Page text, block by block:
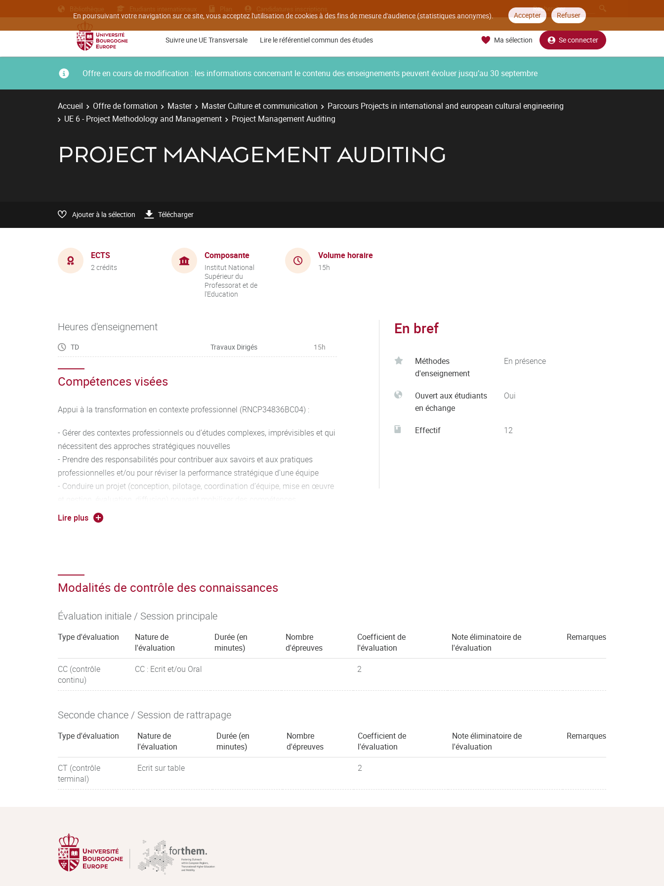
En poursuivant votre navigation sur ce site, vous acceptez l'utilisation de cookies à des fins de mesure d'audience (statistiques anonymes). Accepter Refuser
Bibliothèque Etudiants internationaux Plan Candidatures inscriptions
Suivre une UE Transversale Lire le référentiel commun des études Ma sélection Se connecter
Offre en cours de modification : les informations concernant le contenu des enseignements peuvent évoluer jusqu’au 30 septembre
Accueil Offre de formation Master Master Culture et communication
Parcours Projects in international and european cultural engineering
UE 6 - Project Methodology and Management
Project Management Auditing
PROJECT MANAGEMENT AUDITING
Ajouter à la sélection Télécharger
ECTS
2 crédits
Composante
Institut National
Supérieur du
Professorat et de
l'Education
Volume horaire
15h
Heures d'enseignement
TD Travaux Dirigés 15h
Compétences visées
Appui à la transformation en contexte professionnel (RNCP34836BC04) :
- Gérer des contextes professionnels ou d’études complexes, imprévisibles et qui
nécessitent des approches stratégiques nouvelles
- Prendre des responsabilités pour contribuer aux savoirs et aux pratiques
professionnelles et/ou pour réviser la performance stratégique d'une équipe
- Conduire un projet (conception, pilotage, coordination d’équipe, mise en œuvre
pluridisciplinaires dans un cadre collaboratif
- Analyser ses actions en situation professionnelle, s’autoévaluer pour améliorer
Lire plus
En bref
Méthodes
d'enseignement
En présence
Ouvert aux étudiants
en échange
Oui
Effectif 12
Modalités de contrôle des connaissances
Évaluation initiale / Session principale
Type d'évaluation
Nature de
l'évaluation
Durée (en
minutes)
Nombre
d'épreuves
Coefficient de
l'évaluation
Note éliminatoire de
l'évaluation
Remarques
CC (contrôle
continu)
CC : Ecrit et/ou Oral 2
Seconde chance / Session de rattrapage
Type d'évaluation
Nature de
l'évaluation
Durée (en
minutes)
Nombre
d'épreuves
Coefficient de
l'évaluation
Note éliminatoire de
l'évaluation
Remarques
CT (contrôle
terminal)
Ecrit sur table 2